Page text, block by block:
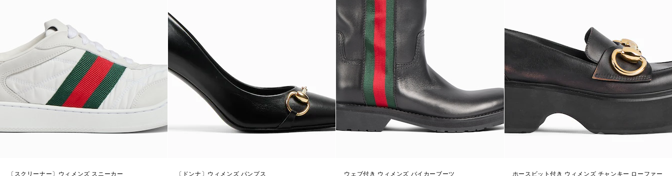
〔スクリーナー〕ウィメンズ スニーカー
〔ドンナ〕ウィメンズ パンプス
ウェブ付き ウィメンズ バイカーブーツ
ホースビット付き ウィメンズ チャンキー ローファー